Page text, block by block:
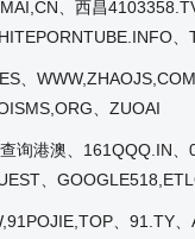
、西昌
、ZUOAI
询港澳、
、
、